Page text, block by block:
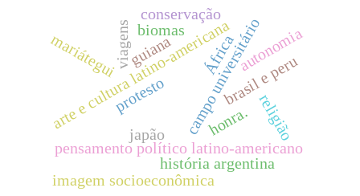
protesto campo universitário
arte e cultura latino-americana
pensamento político latino-americano
brasil e peru
mariátegui
história argentina
religião
imagem socioeconômica
viagens
japão
guiana autonomia
honra.
biomas
conservação
África